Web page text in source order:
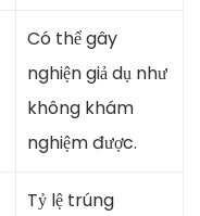
Có thể gây
nghiện giả dụ như
không khám
nghiệm được.
Tỷ lệ trúng